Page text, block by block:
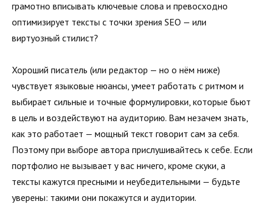
грамотно вписывать ключевые слова и превосходно
оптимизирует тексты с точки зрения SEO — или
виртуозный стилист?
Хороший писатель (или редактор — но о нём ниже)
чувствует языковые нюансы, умеет работать с ритмом и
выбирает сильные и точные формулировки, которые бьют
в цель и воздействуют на аудиторию. Вам незачем знать,
как это работает — мощный текст говорит сам за себя.
Поэтому при выборе автора прислушивайтесь к себе. Если
портфолио не вызывает у вас ничего, кроме скуки, а
тексты кажутся пресными и неубедительными — будьте
уверены: такими они покажутся и аудитории.